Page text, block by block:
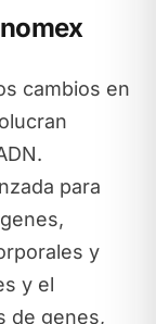
cambios en
para
y
y el
de genes,